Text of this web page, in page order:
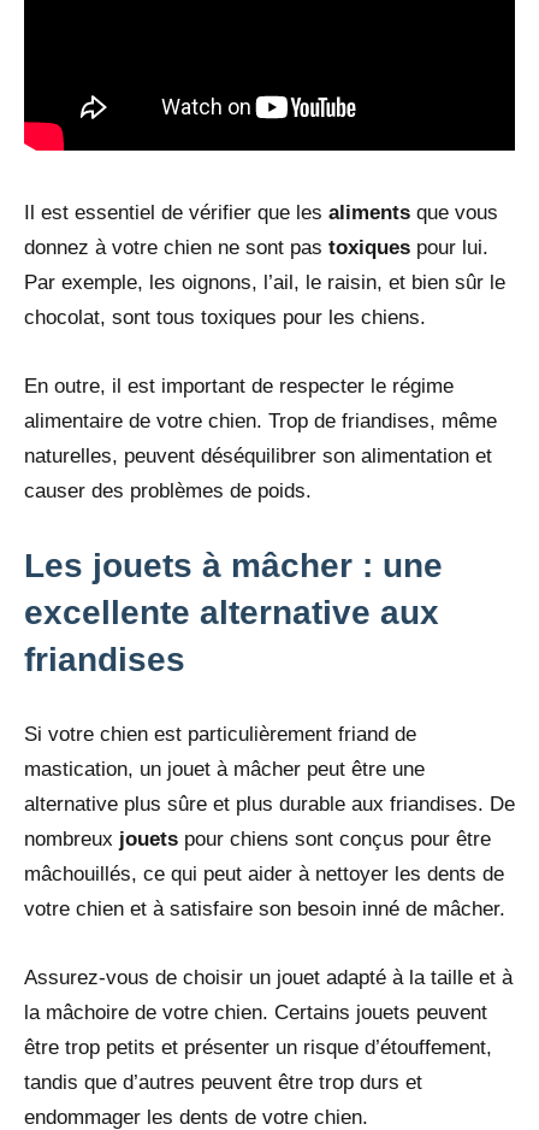
Il est essentiel de vérifier que les aliments que vous
donnez à votre chien ne sont pas toxiques pour lui.
Par exemple, les oignons, l’ail, le raisin, et bien sûr le
chocolat, sont tous toxiques pour les chiens.
En outre, il est important de respecter le régime
alimentaire de votre chien. Trop de friandises, même
naturelles, peuvent déséquilibrer son alimentation et
causer des problèmes de poids.
Les jouets à mâcher : une
excellente alternative aux
friandises
Si votre chien est particulièrement friand de
mastication, un jouet à mâcher peut être une
alternative plus sûre et plus durable aux friandises. De
nombreux jouets pour chiens sont conçus pour être
mâchouillés, ce qui peut aider à nettoyer les dents de
votre chien et à satisfaire son besoin inné de mâcher.
Assurez-vous de choisir un jouet adapté à la taille et à
la mâchoire de votre chien. Certains jouets peuvent
être trop petits et présenter un risque d’étouffement,
tandis que d’autres peuvent être trop durs et
endommager les dents de votre chien.